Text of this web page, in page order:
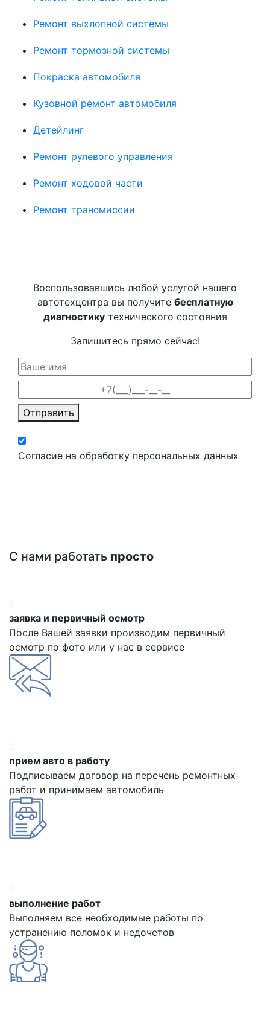
Ремонт выхлопной системы
Ремонт тормозной системы
Покраска автомобиля
Кузовной ремонт автомобиля
Детейлинг
Ремонт рулевого управления
Ремонт ходовой части
Ремонт трансмиссии
Воспользовавшись любой услугой нашего
автотехцентра вы получите бесплатную
диагностикутехнического состояния
Запишитесь прямо сейчас!
Отправить
Согласие на обработку персональных данных
С нами работать просто
заявка и первичный осмотр
После Вашей заявки производим первичный
осмотр по фото или у нас в сервисе
прием авто в работу
Подписываем договор на перечень ремонтных
работ и принимаем автомобиль
выполнение работ
Выполняем все необходимые работы по
устранению поломок и недочетов